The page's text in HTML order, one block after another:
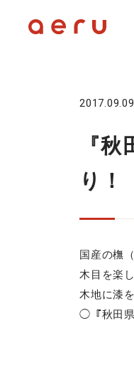
2017.09.09
『
り！
国産の橅
木目を楽
木地に漆
◯『秋田県